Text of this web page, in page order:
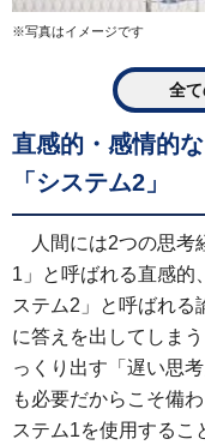
※写真はイメージです
全て
直感的・感情的
「システム2」
人間には2つの思考
1」と呼ばれる直感的
ステム2」と呼ばれる
に答えを出してしま
っくり出す「遅い思
も必要だからこそ備
ステム1を使用するこ